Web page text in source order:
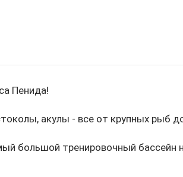
Пенида!
акулы - все от крупных рыб
большой тренировочный